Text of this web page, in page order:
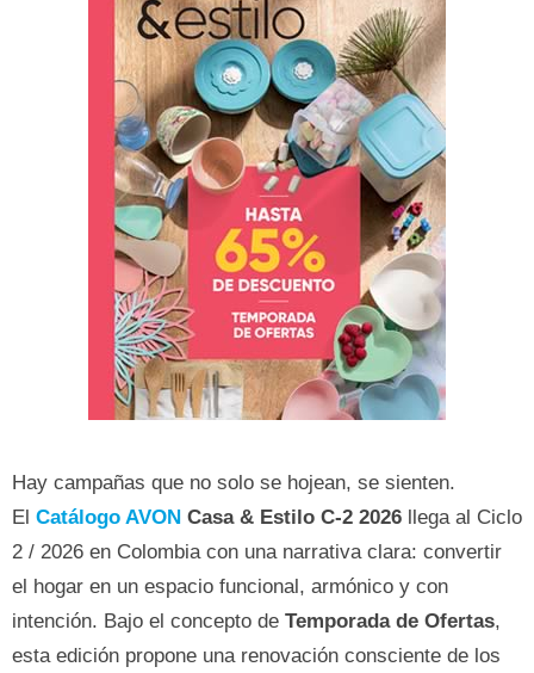
Hay campañas que no solo se hojean, se sienten.
El Catálogo AVON Casa & Estilo C-2 2026 llega al Ciclo
2 / 2026 en Colombia con una narrativa clara: convertir
el hogar en un espacio funcional, armónico y con
intención. Bajo el concepto de Temporada de Ofertas,
esta edición propone una renovación consciente de los